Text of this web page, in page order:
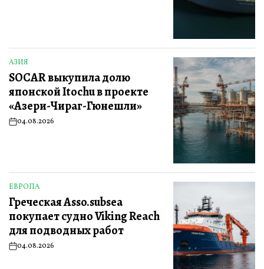
ОПУБЛИКОВАНО
В
АЗИЯ
SOCAR выкупила долю
японской Itochu в проекте
«Азери-Чираг-Гюнешли»
on04.08.2026
ОПУБЛИКОВАНО
В
ЕВРОПА
Греческая Asso.subsea
покупает судно Viking Reach
для подводных работ
on04.08.2026